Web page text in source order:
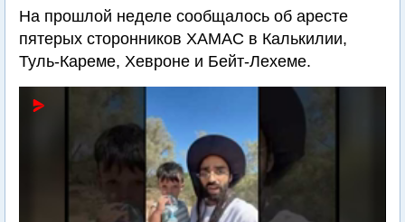
На прошлой неделе сообщалось об аресте
пятерых сторонников ХАМАС в Калькилии,
Туль-Кареме, Хевроне и Бейт-Лехеме.